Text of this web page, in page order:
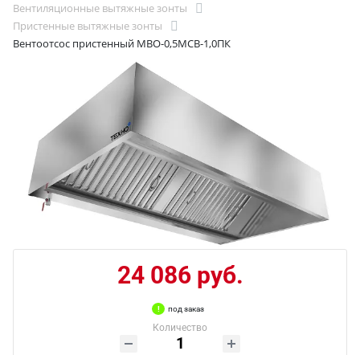
Вентиляционные вытяжные зонты
Пристенные вытяжные зонты
Вентоотсос пристенный МВО-0,5МСВ-1,0ПК
24 086 руб.
под заказ
Количество